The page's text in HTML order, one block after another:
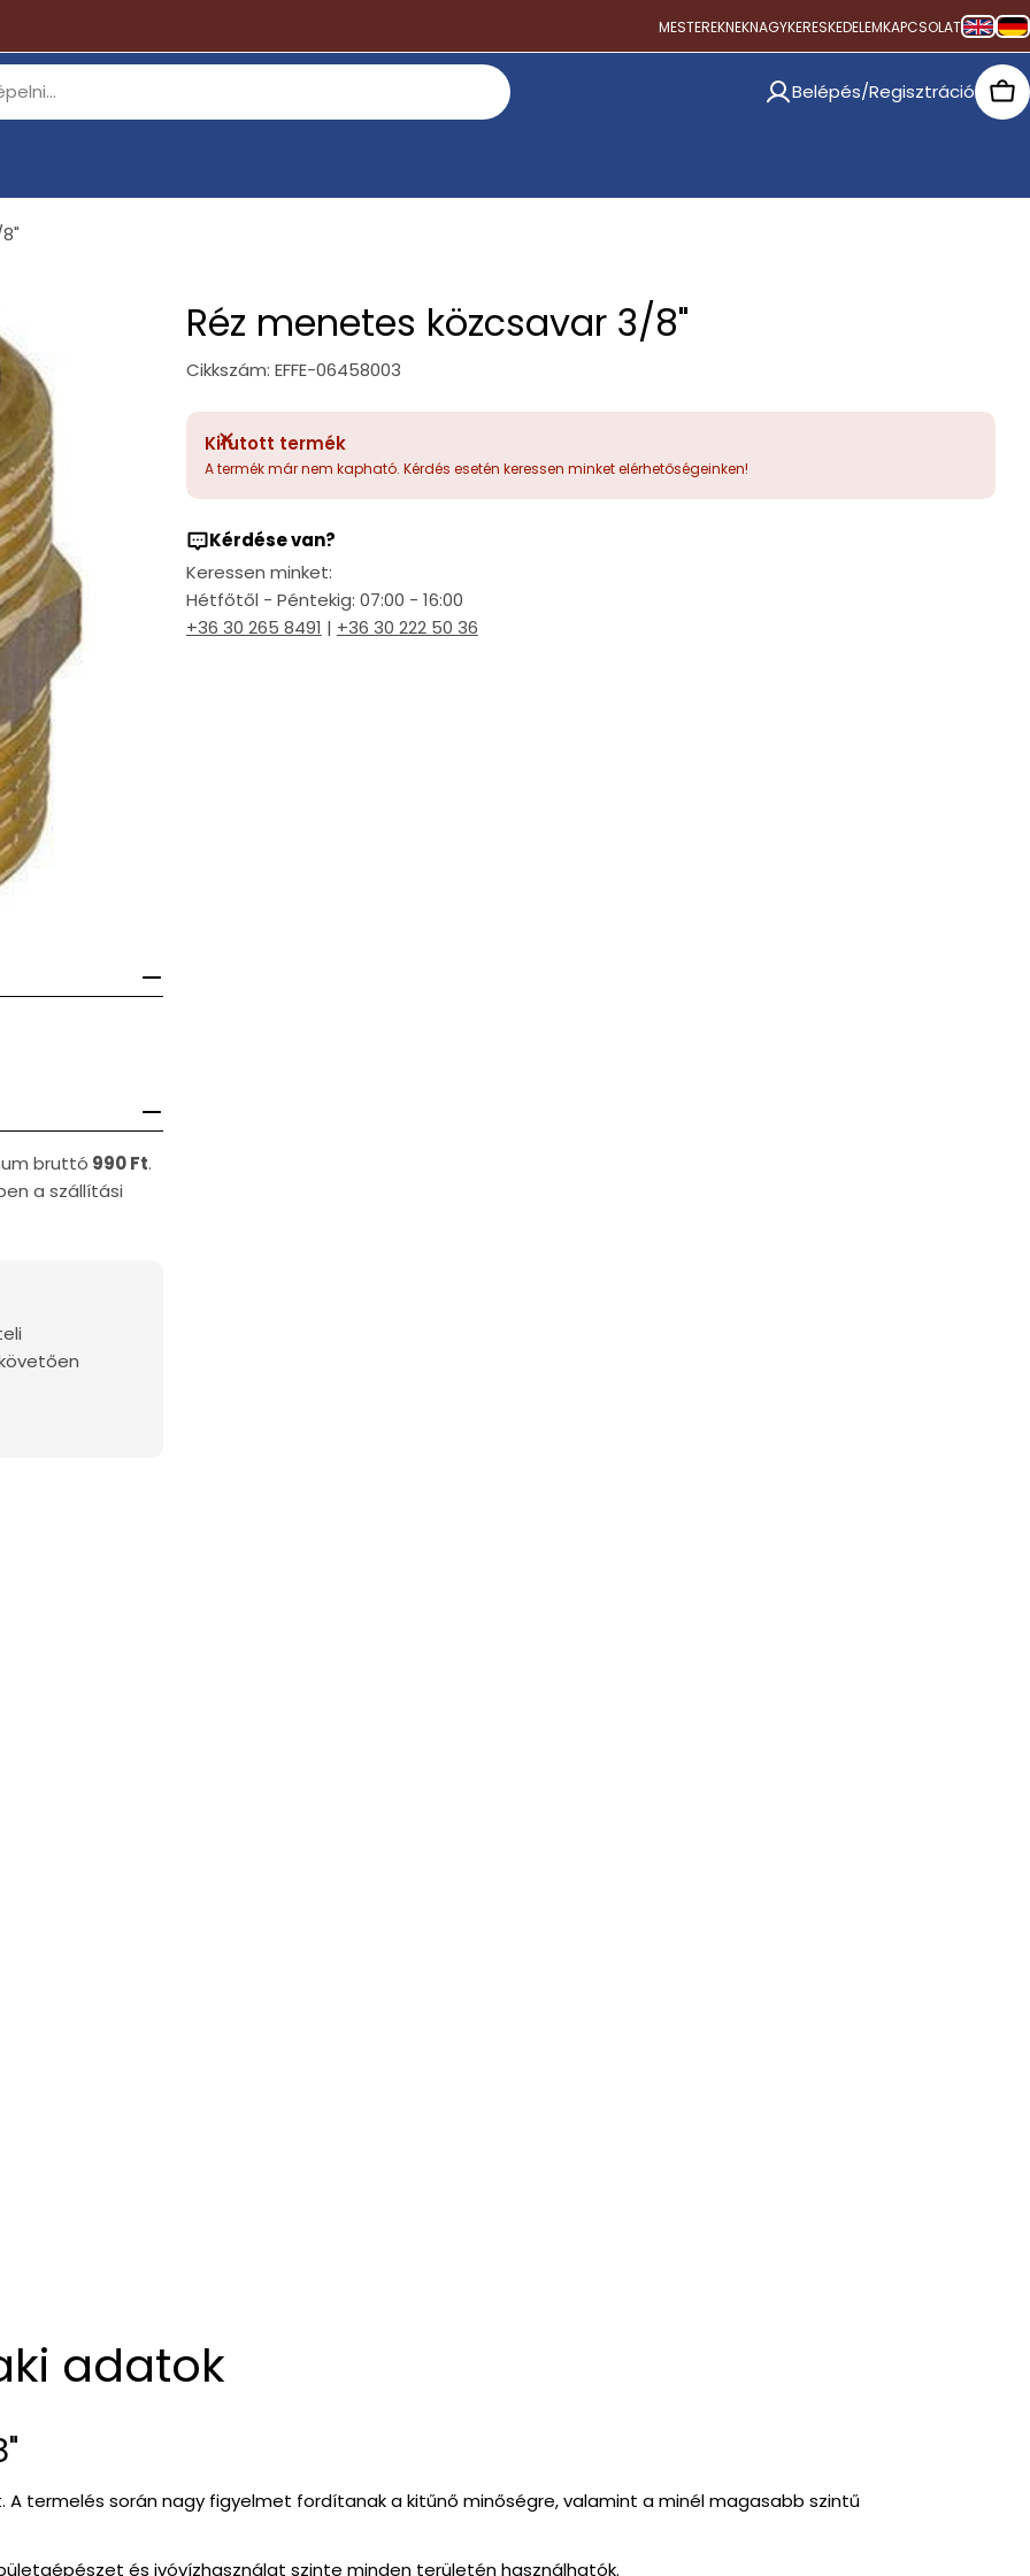
MESTEREKNEKNAGYKERESKEDELEMKAPCSOLAT
Belépés/Regisztráció
bruttó 990 Ft.
a szállítási
Réz menetes közcsavar 3/8"
Cikkszám: EFFE-06458003
Kifutott termék
A termék már nem kapható. Kérdés esetén keressen minket elérhetőségeinken!
Kérdése van?
Keressen minket:
Hétfőtől - Péntekig: 07:00 - 16:00
+36 30 265 8491 | +36 30 222 50 36
adatok
A termelés során nagy figyelmet fordítanak a kitűnő minőségre, valamint a minél magasabb szintű
és ivóvízhasználat szinte minden területén használhatók.